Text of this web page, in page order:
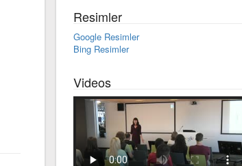
Resimler
Google Resimler
Bing Resimler
Videos